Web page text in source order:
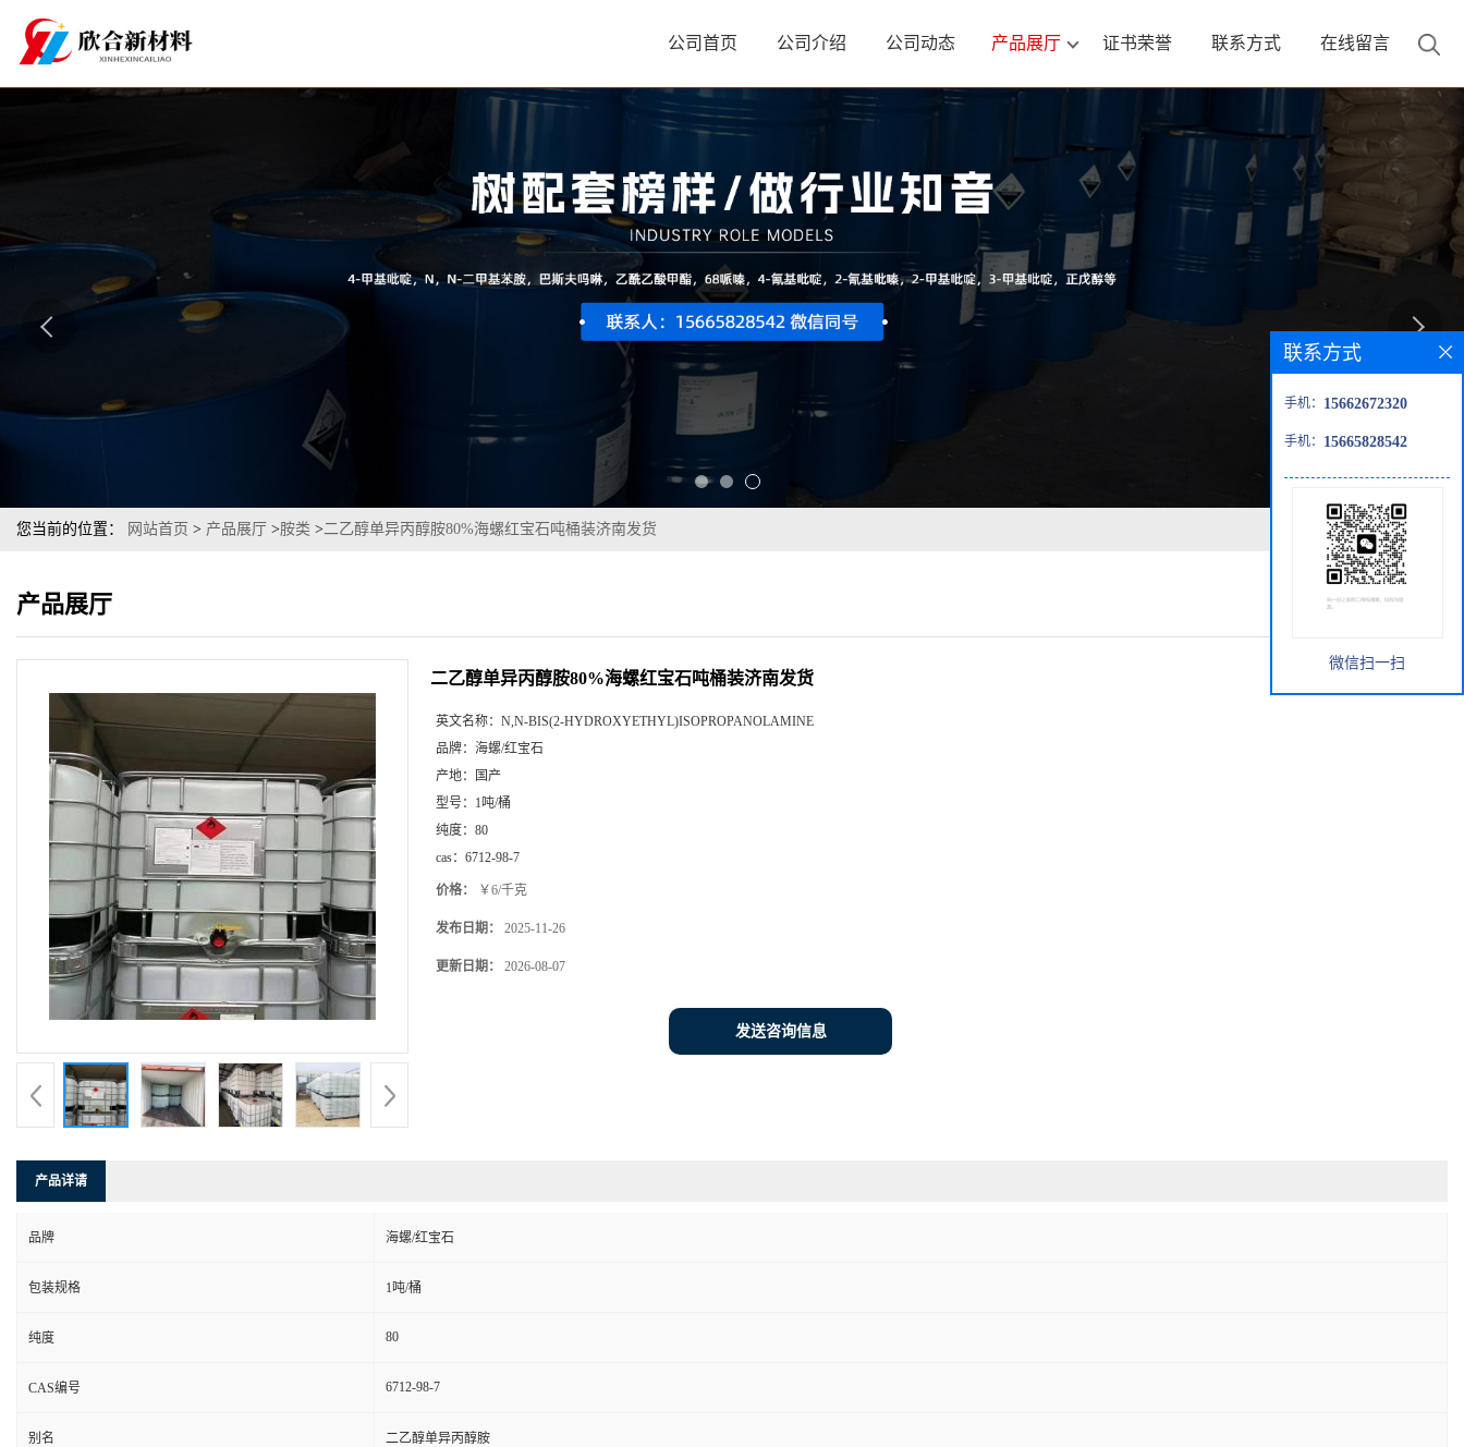
公司首页 公司介绍 公司动态 产品展厅 证书荣誉 联系方式 在线留言
您当前的位置： 网站首页 > 产品展厅 >胺类 >二乙醇单异丙醇胺80%海螺红宝石吨桶装济南发货
产品展厅
二乙醇单异丙醇胺80%海螺红宝石吨桶装济南发货
英文名称： N,N-BIS(2-HYDROXYETHYL)ISOPROPANOLAMINE
品牌： 海螺/红宝石
产地：
国产
型号： 1吨/桶
纯度： 80
cas： 6712-98-7
价格： ￥6/千克
发布日期： 2025-11-26
更新日期： 2026-08-07
发送咨询信息
产品详请
品牌 海螺/红宝石
包装规格 1吨/桶
纯度 80
CAS编号 6712-98-7
别名 二乙醇单异丙醇胺
联系方式
手机： 15662672320
手机： 15665828542
微信扫一扫